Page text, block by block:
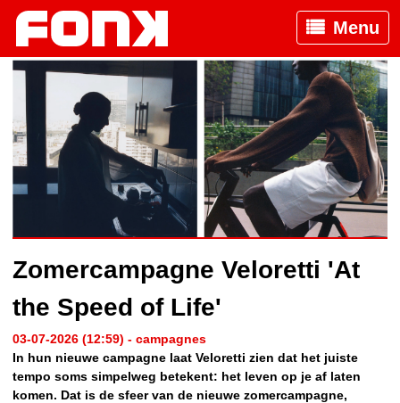
Menu
Zomercampagne Veloretti 'At
the Speed of Life'
03-07-2026 (12:59) - campagnes
In hun nieuwe campagne laat Veloretti zien dat het juiste
tempo soms simpelweg betekent: het leven op je af laten
komen. Dat is de sfeer van de nieuwe zomercampagne,